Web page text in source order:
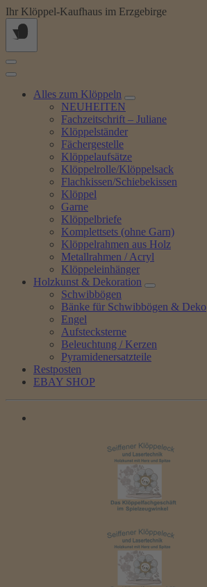
Springe
zum
Inhalt
Ihr Klöppel-Kaufhaus im Erzgebirge
Alles zum Klöppeln
NEUHEITEN
Fachzeitschrift – Juliane
Klöppelständer
Fächergestelle
Klöppelaufsätze
Klöppelrolle/Klöppelsack
Flachkissen/Schiebekissen
Klöppel
Garne
Klöppelbriefe
Komplettsets (ohne Garn)
Klöppelrahmen aus Holz
Metallrahmen / Acryl
Klöppeleinhänger
Holzkunst & Dekoration
Schwibbögen
Bänke für Schwibbögen & Deko
Engel
Aufstecksterne
Beleuchtung / Kerzen
Pyramidenersatzteile
Restposten
EBAY SHOP